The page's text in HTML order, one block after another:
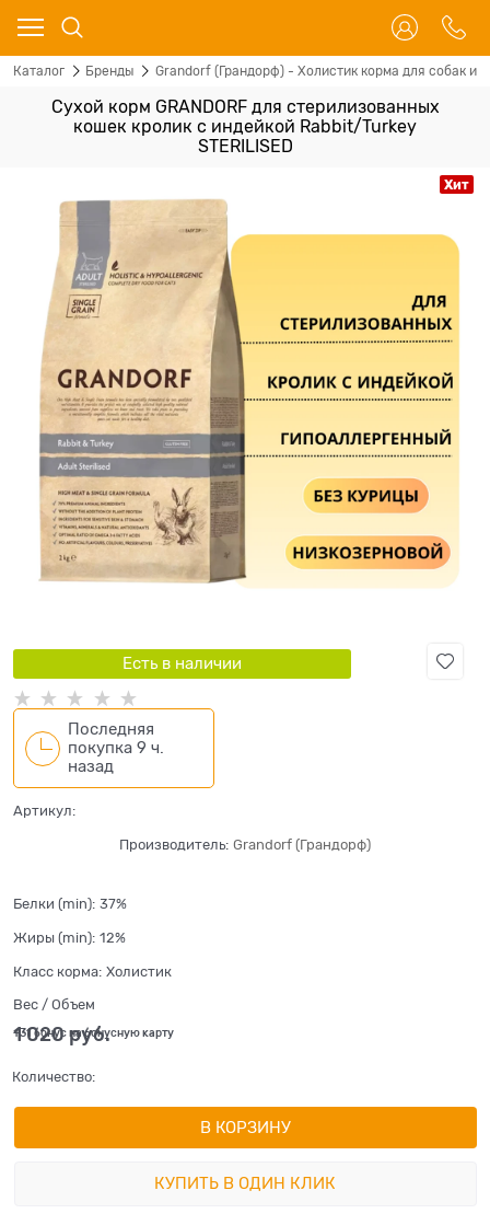
Каталог Бренды Grandorf (Грандорф) - Холистик корма для собак и
Сухой корм GRANDORF для стерилизованных
кошек кролик с индейкой Rabbit/Turkey
STERILISED
Хит
Есть в наличии
Последняя
покупка 9 ч.
назад
Артикул:
Производитель: Grandorf (Грандорф)
Белки (min): 37%
Жиры (min): 12%
Класс корма: Холистик
Вес / Объем
1 020 руб.
+31 бонус на бонусную карту
Количество:
В КОРЗИНУ
КУПИТЬ В ОДИН КЛИК